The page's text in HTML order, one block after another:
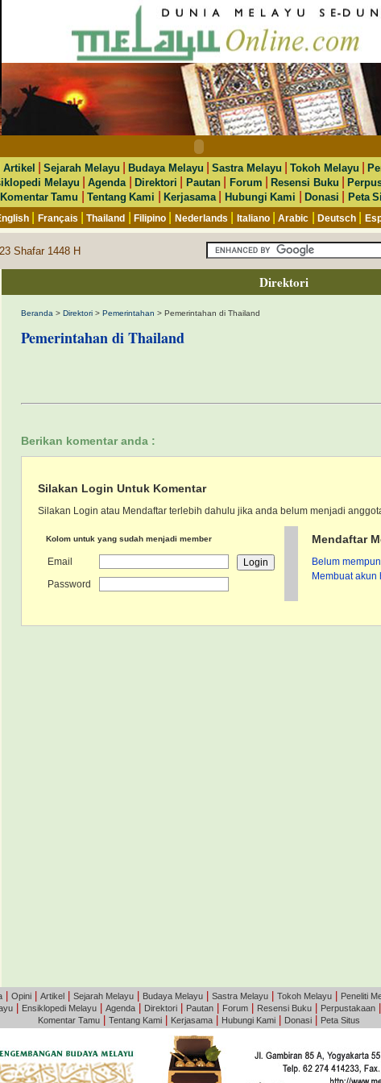
Artikel |Sejarah Melayu |Budaya Melayu |Sastra Melayu |Tokoh Melayu |
Melayu |Agenda |Direktori Pautan| Forum |Resensi Buku |
Komentar Tamu
|Tentang Kami |Kerjasama Hubungi Kami Donasi Peta
Français |Thailand |Filipino Nederlands Italiano|Arabic Deutsch|
Shafar 1448 H
Direktori
Beranda > Direktori > Pemerintahan > Pemerintahan di Thailand
Pemerintahan di Thailand
Berikan komentar anda :
Silakan Login Untuk Komentar
Silakan Login atau Mendaftar terlebih dahulu jika anda belum menjadi
Kolom untuk yang sudah menjadi member
Email
Password
Mendaftar
Belum
Membuat
Opini Artikel Sejarah Melayu Budaya Melayu Sastra Melayu Tokoh Melayu Peneliti
Ensiklopedi Melayu Agenda Direktori Pautan Forum Resensi Buku Perpustakaan
Komentar Tamu
Tentang Kami Kerjasama Hubungi Kami Donasi Peta Situs